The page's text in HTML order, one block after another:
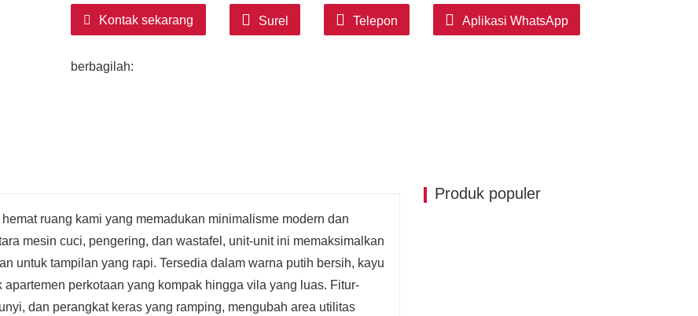
Kontak sekarang Surel Telepon Aplikasi WhatsApp
berbagilah:
ruang kami yang memadukan minimalisme modern dan
mesin cuci, pengering, dan wastafel, unit-unit ini memaksimalkan
untuk tampilan yang rapi. Tersedia dalam warna putih bersih, kayu
perkotaan yang kompak hingga vila yang luas. Fitur-
dan perangkat keras yang ramping, mengubah area utilitas
Produk populer